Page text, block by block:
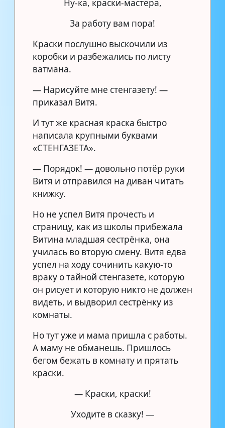
Ну-ка, краски-мастера,
За работу вам пора!
Краски послушно выскочили из
коробки и разбежались по листу
ватмана.
— Нарисуйте мне стенгазету! —
приказал Витя.
И тут же красная краска быстро
написала крупными буквами
«СТЕНГАЗЕТА».
— Порядок! — довольно потёр руки
Витя и отправился на диван читать
книжку.
Но не успел Витя прочесть и
страницу, как из школы прибежала
Витина младшая сестрёнка, она
училась во вторую смену. Витя едва
успел на ходу сочинить какую-то
враку о тайной стенгазете, которую
он рисует и которую никто не должен
видеть, и выдворил сестрёнку из
комнаты.
Но тут уже и мама пришла с работы.
А маму не обманешь. Пришлось
бегом бежать в комнату и прятать
краски.
— Краски, краски!
Уходите в сказку! —